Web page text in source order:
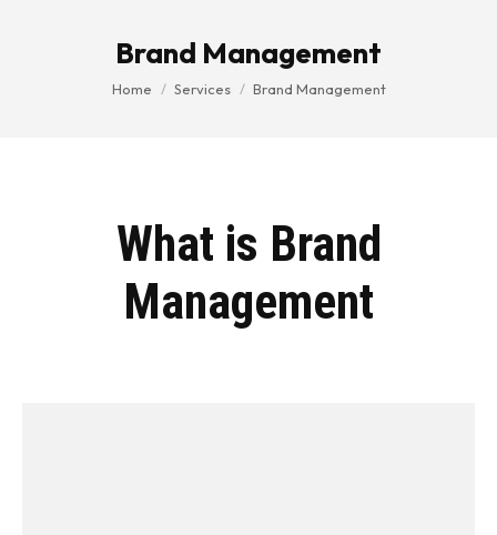
Brand Management
You are here:
Home Services Brand Management
What is Brand
Management